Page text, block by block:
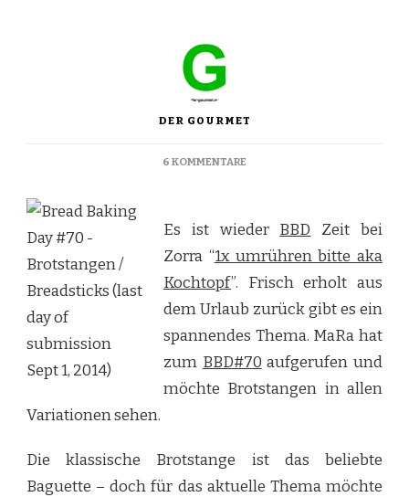
DER GOURMET
6 KOMMENTARE
Es ist wieder BBD Zeit bei
Zorra “1x umrühren bitte aka
Kochtopf”. Frisch erholt aus
dem Urlaub zurück gibt es ein
spannendes Thema. MaRa hat
zum BBD#70 aufgerufen und
möchte Brotstangen in allen
Variationen sehen.
Die klassische Brotstange ist das beliebte
Baguette – doch für das aktuelle Thema möchte